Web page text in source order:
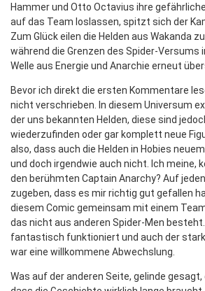
Hammer und Otto Octavius ihre
auf das Team loslassen, spitzt sich der
Zum Glück eilen die Helden aus Wakanda
während die Grenzen des Spider-Versums
Welle aus Energie und Anarchie erneut
Bevor ich direkt die ersten Kommentare
nicht verschrieben. In diesem Universum
der uns bekannten Helden, diese sind
wiederzufinden oder gar komplett neue
also, dass auch die Helden in Hobies
und doch irgendwie auch nicht. Ich meine,
den berühmten Captain Anarchy? Auf
zugeben, dass es mir richtig gut gefallen
diesem Comic gemeinsam mit einem
das nicht aus anderen Spider-Men
fantastisch funktioniert und auch der
war eine willkommene Abwechslung.
Was auf der anderen Seite, gelinde